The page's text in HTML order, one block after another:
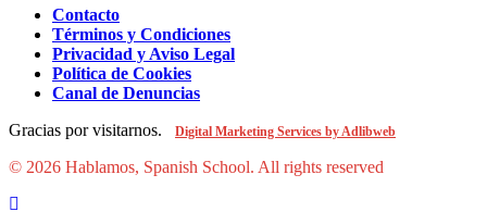
Contacto
Términos y Condiciones
Privacidad y Aviso Legal
Política de Cookies
Canal de Denuncias
Gracias por visitarnos.
Digital Marketing Services by Adlibweb
© 2026 Hablamos, Spanish School. All rights reserved